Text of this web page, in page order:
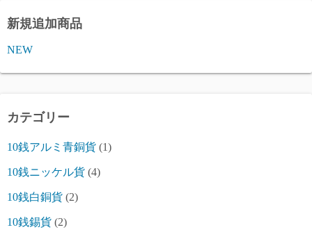
新規追加商品
NEW
カテゴリー
10銭アルミ青銅貨 (1)
10銭ニッケル貨 (4)
10銭白銅貨 (2)
10銭錫貨 (2)